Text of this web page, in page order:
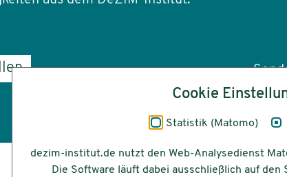
Cookie
Statistik (Matomo)
dezim-institut.de nutzt den Web-Analysedienst
Die Software läuft dabei ausschließlich auf den